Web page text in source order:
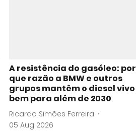
A resistência do gasóleo: por
que razão a BMW e outros
grupos mantêm o diesel vivo
bem para além de 2030
Ricardo Simões Ferreira
05 Aug 2026